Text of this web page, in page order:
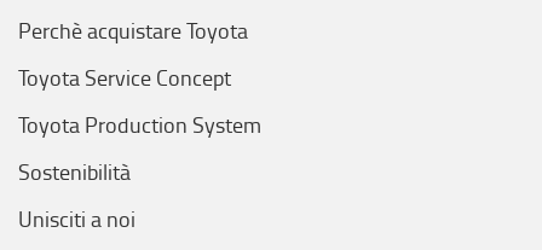
Perchè acquistare Toyota
Toyota Service Concept
Toyota Production System
Sostenibilità
Unisciti a noi